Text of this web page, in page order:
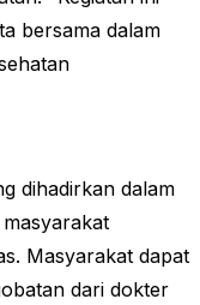
bersama dalam
dihadirkan dalam
Masyarakat dapat
dari dokter